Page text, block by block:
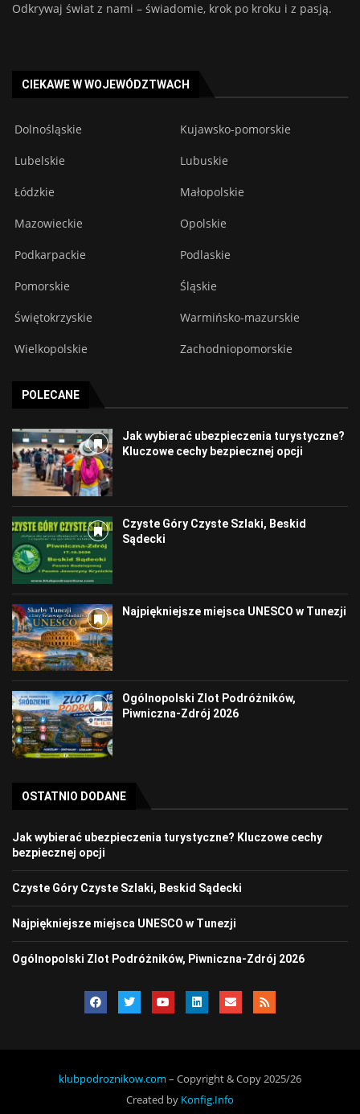
Odkrywaj świat z nami – świadomie, krok po kroku i z pasją.
CIEKAWE W WOJEWÓDZTWACH
Dolnośląskie Kujawsko-pomorskie
Lubelskie Lubuskie
Łódzkie Małopolskie
Mazowieckie Opolskie
Podkarpackie Podlaskie
Pomorskie Śląskie
Świętokrzyskie Warmińsko-mazurskie
Wielkopolskie Zachodniopomorskie
POLECANE
Jak wybierać ubezpieczenia turystyczne?
Kluczowe cechy bezpiecznej opcji
Czyste Góry Czyste Szlaki, Beskid
Sądecki
Najpiękniejsze miejsca UNESCO w Tunezji
Ogólnopolski Zlot Podróżników,
Piwniczna-Zdrój 2026
OSTATNIO DODANE
Jak wybierać ubezpieczenia turystyczne? Kluczowe cechy
bezpiecznej opcji
Czyste Góry Czyste Szlaki, Beskid Sądecki
Najpiękniejsze miejsca UNESCO w Tunezji
Ogólnopolski Zlot Podróżników, Piwniczna-Zdrój 2026
klubpodroznikow.com – Copyright & Copy 2025/26
Created by Konfig.Info